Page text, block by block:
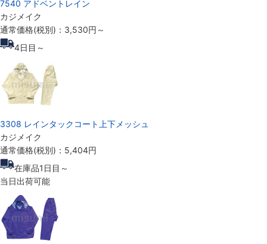
7540 アドベントレイン
カジメイク
通常価格(税別)： 3,530円 ～
4日目～
3308 レインタックコート上下メッシュ
カジメイク
通常価格(税別)： 5,404円
在庫品1日目～
当日出荷可能